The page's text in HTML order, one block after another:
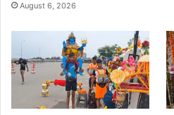
August 6, 2026